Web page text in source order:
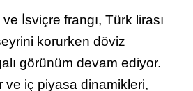
İsviçre frangı, Türk lirası
korurken döviz
görünüm devam ediyor.
ve iç piyasa dinamikleri,